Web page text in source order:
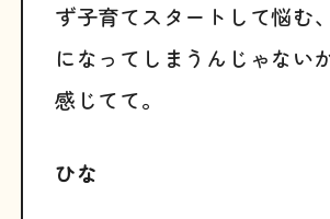
ず子育てスタートして悩む
になってしまうんじゃない
感じてて。
ひな